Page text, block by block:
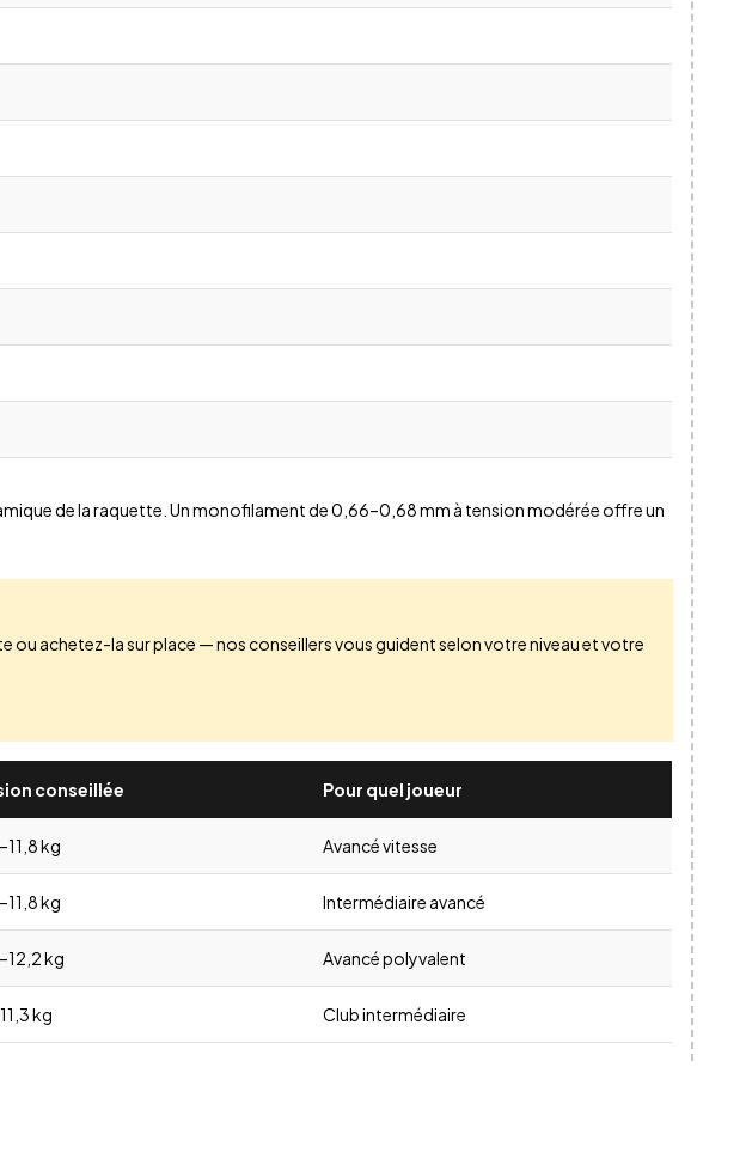
de la raquette. Un monofilament de 0,66–0,68 mm à tension modérée offre un
achetez-la sur place — nos conseillers vous guident selon votre niveau et votre
conseillée Pour quel joueur
kg Avancé vitesse
kg Intermédiaire avancé
kg Avancé polyvalent
kg Club intermédiaire